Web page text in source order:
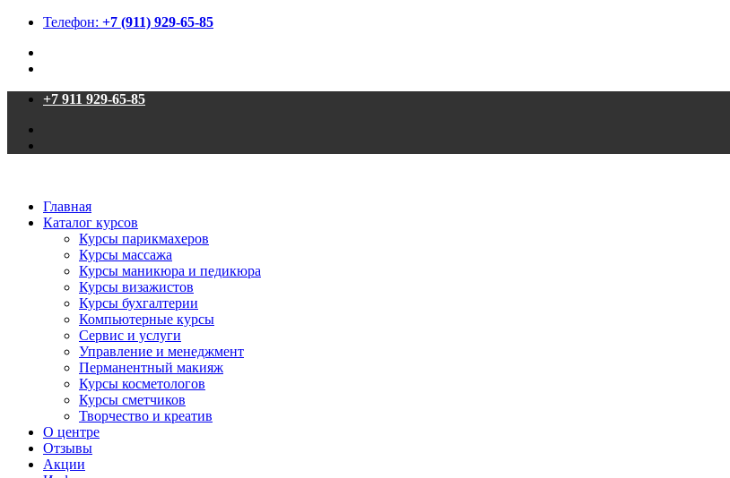
Телефон: +7 (911) 929-65-85
+7 911 929-65-85
Главная
Каталог курсов
Курсы парикмахеров
Курсы массажа
Курсы маникюра и педикюра
Курсы визажистов
Курсы бухгалтерии
Компьютерные курсы
Сервис и услуги
Управление и менеджмент
Перманентный макияж
Курсы косметологов
Курсы сметчиков
Творчество и креатив
О центре
Отзывы
Акции